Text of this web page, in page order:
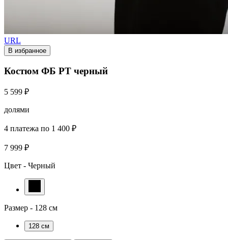
URL
В избранное
Костюм ФБ РТ черный
5 599 ₽
долями
4 платежа по 1 400 ₽
7 999 ₽
Цвет - Черный
Размер - 128 см
128 см